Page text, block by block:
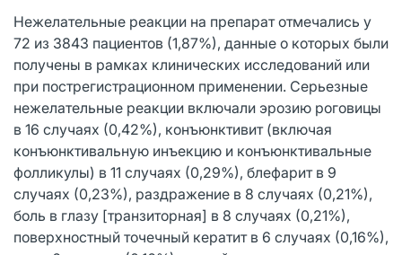
Нежелательные реакции на препарат отмечались у
72 из 3843 пациентов (1,87%), данные о которых были
получены в рамках клинических исследований или
при пострегистрационном применении. Серьезные
нежелательные реакции включали эрозию роговицы
в 16 случаях (0,42%), конъюнктивит (включая
конъюнктивальную инъекцию и конъюнктивальные
фолликулы) в 11 случаях (0,29%), блефарит в 9
случаях (0,23%), раздражение в 8 случаях (0,21%),
боль в глазу [транзиторная] в 8 случаях (0,21%),
поверхностный точечный кератит в 6 случаях (0,16%),